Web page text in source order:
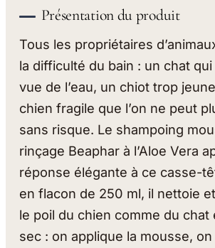
Présentation du produit
Tous les propriétaires
la difficulté du bain : un chat qui
vue de l’eau, un chiot trop
chien fragile que l’on ne peut
sans risque. Le shampoing
rinçage Beaphar à l’Aloe Vera
réponse élégante à ce casse-
en flacon de 250 ml, il nettoie
le poil du chien comme du chat
sec : on applique la mousse,